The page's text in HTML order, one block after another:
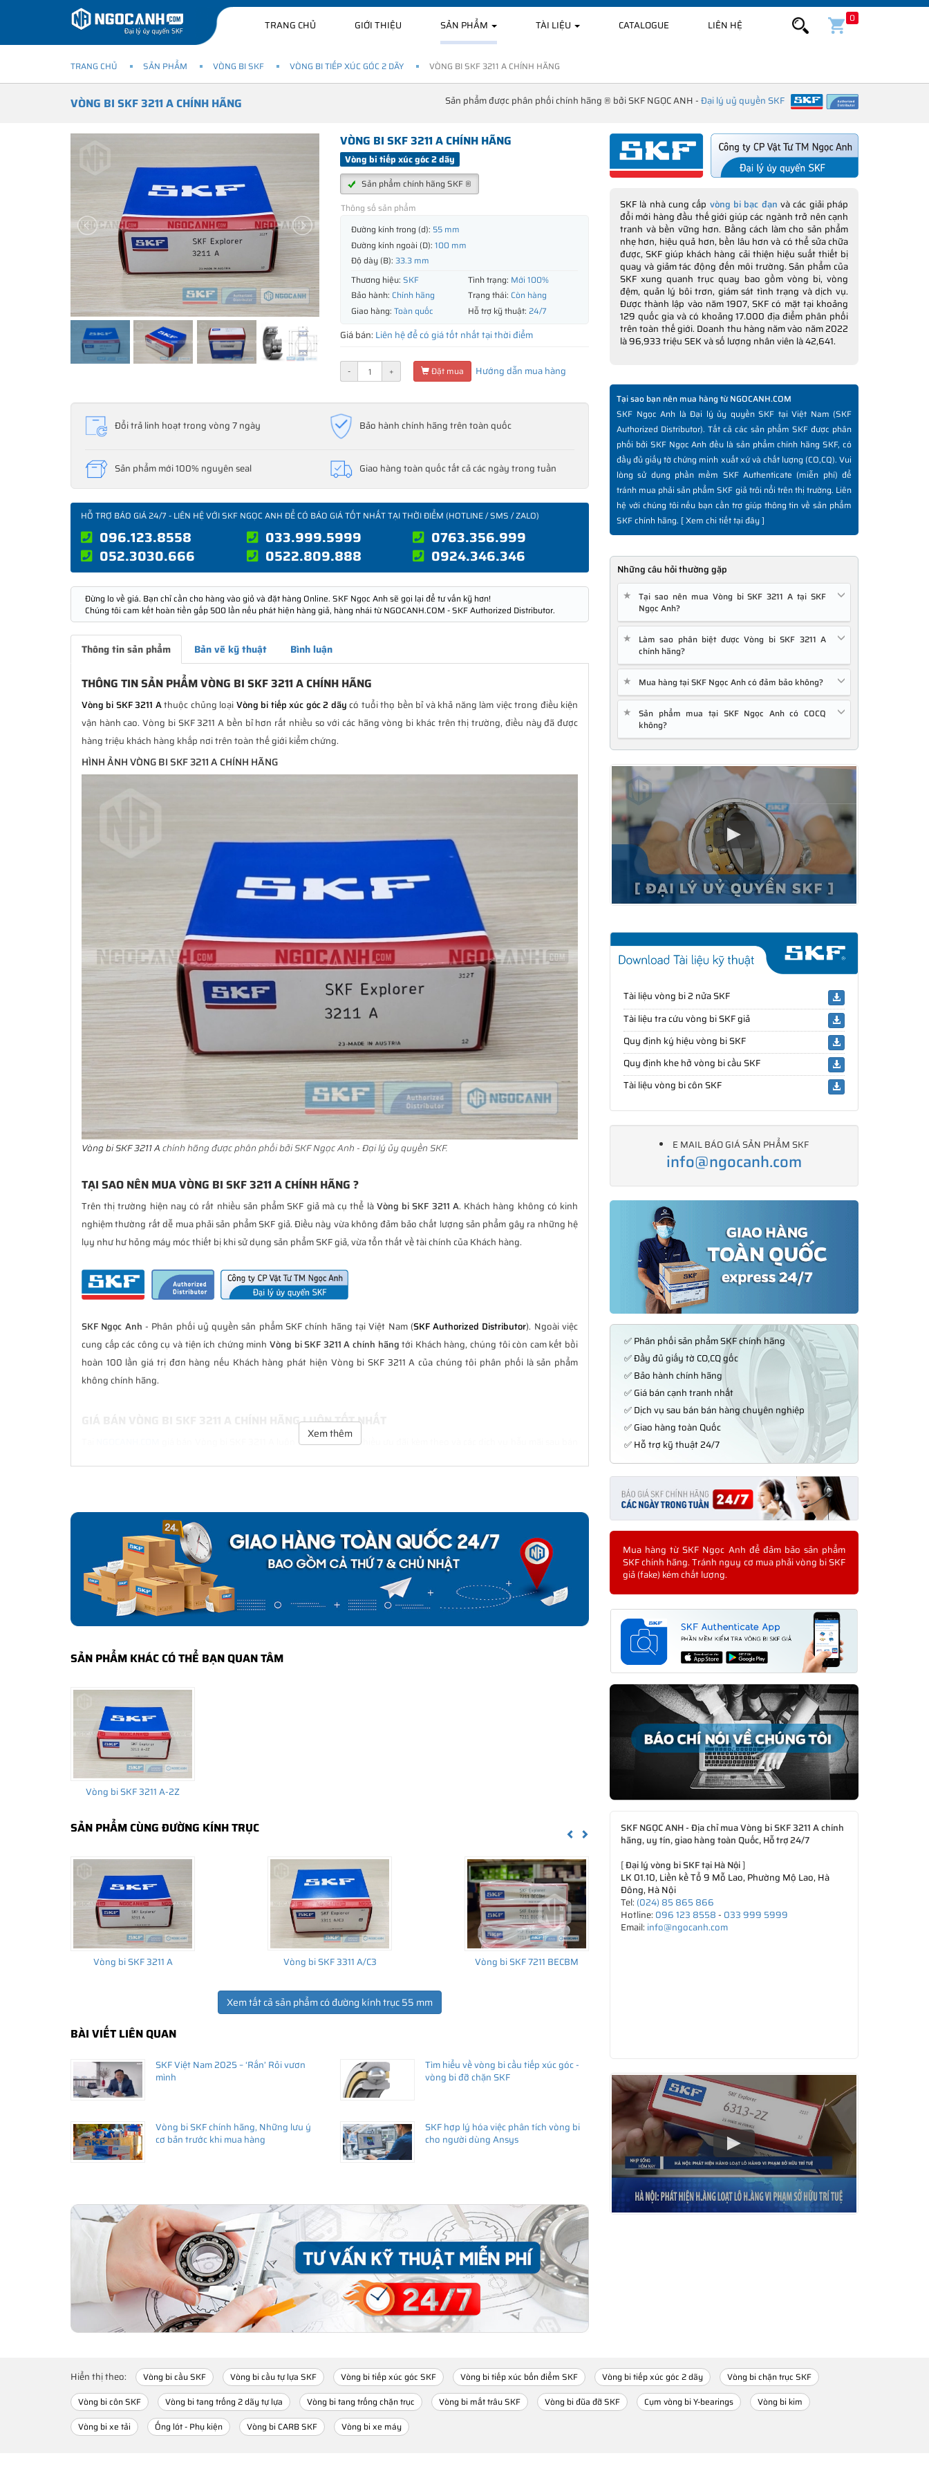
TRANG CHỦ GIỚI THIỆU SẢN PHẨM TÀI LIỆU CATALOGUE LIÊN HỆ
0
TRANG CHỦ SẢN PHẨM VÒNG BI SKF VÒNG BI TIẾP XÚC GÓC 2 DÃY VÒNG BI SKF 3211 A CHÍNH HÃNG
VÒNG BI SKF 3211 A CHÍNH HÃNG Sản phẩm được phân phối chính hãng ® bởi SKF NGỌC ANH -Đại lý uỷ quyền SKF
VÒNG BI SKF 3211 A CHÍNH HÃNG
Vòng bi tiếp xúc góc 2 dãy
Sản phẩm chính hãng SKF ®
Thông số sản phẩm
Đường kính trong (d): 55 mm
Đường kính ngoài (D): 100 mm
Độ dày (B): 33.3 mm
Thương hiệu: SKF Tình trạng: Mới 100%
Bảo hành: Chính hãng Trạng thái: Còn hàng
Giao hàng: Toàn quốc Hỗ trợ kỹ thuật: 24/7
Giá bán: Liên hệ để có giá tốt nhất tại thời điểm
- + Đặt mua Hướng dẫn mua hàng
Đổi trả linh hoạt trong vòng 7 ngày Bảo hành chính hãng trên toàn quốc
Sản phẩm mới 100% nguyên seal Giao hàng toàn quốc tất cả các ngày trong tuần
HỖ TRỢ BÁO GIÁ 24/7 - LIÊN HỆ VỚI SKF NGỌC ANH ĐỂ CÓ BÁO GIÁ TỐT NHẤT TẠI THỜI ĐIỂM (HOTLINE / SMS / ZALO)
096.123.8558 033.999.5999
0763.356.999
052.3030.666
0522.809.888 0924.346.346
Đừng lo về giá. Bạn chỉ cần cho hàng vào giỏ và đặt hàng Online. SKF Ngọc Anh sẽ gọi lại để tư vấn kỹ hơn!
Chúng tôi cam kết hoàn tiền gấp 500 lần nếu phát hiện hàng giả, hàng nhái từ NGOCANH.COM - SKF Authorized Distributor.
Thông tin sản phẩm Bản vẽ kỹ thuật Bình luận
THÔNG TIN SẢN PHẨM VÒNG BI SKF 3211 A CHÍNH HÃNG
Vòng bi SKF 3211 Athuộc chủng loạiVòng bi tiếp xúc góc 2 dãycó tuổi thọ bền bỉ và khả năng làm việc trong điều kiện
vận hành cao. Vòng bi SKF 3211 A bền bỉ hơn rất nhiều so với các hãng vòng bi khác trên thị trường, điều này đã được
hàng triệu khách hàng khắp nơi trên toàn thế giới kiểm chứng.
HÌNH ẢNH VÒNG BI SKF 3211 A CHÍNH HÃNG
Vòng bi SKF 3211 Achính hãng được phân phối bởi SKF Ngọc Anh - Đại lý ủy quyền SKF.
TẠI SAO NÊN MUA VÒNG BI SKF 3211 A CHÍNH HÃNG ?
Trên thị trường hiện nay có rất nhiều sản phẩm SKF giả mà cụ thể làVòng bi SKF 3211 A. Khách hàng không có kinh
nghiệm thường rất dễ mua phải sản phẩm SKF giả. Điều này vừa không đảm bảo chất lượng sản phẩm gây ra những hệ
lụy như hư hỏng máy móc thiết bị khi sử dụng sản phẩm SKF giả, vừa tổn thất về tài chính của Khách hàng.
SKF Ngọc Anh - Phân phối uỷ quyền sản phẩm SKF chính hãng tại Việt Nam (SKF Authorized Distributor). Ngoài việc
cung cấp các công cụ và tiện ích chứng minh Vòng bi SKF 3211 A chính hãngtới Khách hàng, chúng tôi còn cam kết bồi
hoàn 100 lần giá trị đơn hàng nếu Khách hàng phát hiện Vòng bi SKF 3211 A của chúng tôi phân phối là sản phẩm
không chính hãng.
GIÁ BÁN VÒNG BI SKF 3211 A CHÍNH HÃNG LUÔN TỐT NHẤT
giá bán Vòng bi SKF 3211 A luôn là tốt nhất với nhiều ưu đãi kèm theo và các dịch vụ hẫu mãi sau bán
Tất cả các sản phẩm SKF chính hãng do
bảo hành của nhà sản xuất.
CÁCH NHẬN BIẾT VÀ PHÂN BIỆT VÒNG BI SKF 3211 A CHÍNH HÃNG
Mua hàng tại các đại lý ủy quyền của SKF để yên tâm về nguồn gốc của sản phẩm. Ngoài ra bạn cũng có thể tự kiểm tra
và phân biệt các sản phẩm SKF chính hãng bằng các cách sau:
✅ SKF Authenticate, Phần mềm kiểm tra vòng bi SKF giả
THÔNG TIN HỮU ÍCH
Xuất xứ vòng bi SKF chính hãng ở đâu?
•Chất lượng vòng bi SKF chính hãng
Xem thêm
SẢN PHẨM KHÁC CÓ THỂ BẠN QUAN TÂM
Vòng bi SKF 3211 A-2Z
SẢN PHẨM CÙNG ĐƯỜNG KÍNH TRỤC Previous
Vòng bi SKF 3211 A Vòng bi SKF 3311 A/C3 Vòng bi SKF 7211 BECBM
Xem tất cả sản phẩm có đường kính trục 55 mm
BÀI VIẾT LIÊN QUAN
SKF Việt Nam 2025 – ‘Rắn’ Rỏi vươn
mình
Tìm hiểu về vòng bi cầu tiếp xúc góc -
vòng bi đỡ chặn SKF
Vòng bi SKF chính hãng, Những lưu ý
cơ bản trước khi mua hàng
SKF hợp lý hóa việc phân tích vòng bi
cho người dùng Ansys
SKF là nhà cung cấp vòng bi bạc đạn và các giải pháp
đổi mới hàng đầu thế giới giúp các ngành trở nên cạnh
tranh và bền vững hơn. Bằng cách làm cho sản phẩm
nhẹ hơn, hiệu quả hơn, bền lâu hơn và có thể sửa chữa
được, SKF giúp khách hàng cải thiện hiệu suất thiết bị
quay và giảm tác động đến môi trường. Sản phẩm của
SKF xung quanh trục quay bao gồm vòng bi, vòng
đệm, quản lý bôi trơn, giám sát tình trạng và dịch vụ.
Được thành lập vào năm 1907, SKF có mặt tại khoảng
129 quốc gia và có khoảng 17.000 địa điểm phân phối
trên toàn thế giới. Doanh thu hàng năm vào năm 2022
là 96,933 triệu SEK và số lượng nhân viên là 42,641.
Tại sao bạn nên mua hàng từ NGOCANH.COM
SKF Ngọc Anh là Đại lý ủy quyền SKF tại Việt Nam (SKF
Authorized Distributor). Tất cả các sản phẩm SKF được phân
phối bởi SKF Ngọc Anh đều là sản phẩm chính hãng SKF, có
đầy đủ giấy tờ chứng minh xuất xứ và chất lượng (CO,CQ). Vui
lòng sử dụng phần mềm SKF Authenticate (miễn phí) để
tránh mua phải sản phẩm SKF giả trôi nổi trên thị trường. Liên
hệ với chúng tôi nếu bạn cần trợ giúp thông tin về sản phẩm
SKF chính hãng. [Xem chi tiết tại đây]
Những câu hỏi thường gặp
★
Tại sao nên mua Vòng bi SKF 3211 A tại SKF
Ngọc Anh?
★
Làm sao phân biệt được Vòng bi SKF 3211 A
chính hãng?
★ Mua hàng tại SKF Ngọc Anh có đảm bảo không?
★
Sản phẩm mua tại SKF Ngọc Anh có COCQ
không?
Tài liệu vòng bi 2 nửa SKF
Tài liệu tra cứu vòng bi SKF giả
Quy định ký hiệu vòng bi SKF
Quy định khe hở vòng bi cầu SKF
Tài liệu vòng bi côn SKF
E MAIL BÁO GIÁ SẢN PHẨM SKF
info@ngocanh.com
✅ Phân phối sản phẩm SKF chính hãng
✅ Đầy đủ giấy tờ CO,CQ gốc
✅ Bảo hành chính hãng
✅ Giá bán cạnh tranh nhất
✅ Dịch vụ sau bán bán hàng chuyên nghiệp
✅ Giao hàng toàn Quốc
✅ Hỗ trợ kỹ thuật 24/7
Mua hàng từ SKF Ngọc Anh để đảm bảo sản phẩm
SKF chính hãng. Tránh nguy cơ mua phải vòng bi SKF
giả (fake) kém chất lượng.
SKF NGỌC ANH - Địa chỉ mua Vòng bi SKF 3211 A chính
hãng, uy tín, giao hàng toàn Quốc, Hỗ trợ 24/7
[Đại lý vòng bi SKF tại Hà Nội]
LK 01.10, Liền kề Tổ 9 Mỗ Lao, Phường Mộ Lao, Hà
Đông, Hà Nội
Tel: (024) 85 865 866
Hotline: 096 123 8558- 033 999 5999
Email: info@ngocanh.com
Hiển thị theo: Vòng bi cầu SKF Vòng bi cầu tự lựa SKF Vòng bi tiếp xúc góc SKF Vòng bi tiếp xúc bốn điểm SKF Vòng bi tiếp xúc góc 2 dãy
Vòng bi chặn trục SKF
Vòng bi côn SKF
Vòng bi tang trống 2 dãy tự lựa Vòng bi tang trống chặn trục Vòng bi mắt trâu SKF Vòng bi đũa đỡ SKF Cụm vòng bi Y-bearings
Vòng bi kim
Vòng bi xe tải
Ống lót - Phụ kiện Vòng bi CARB SKF Vòng bi xe máy